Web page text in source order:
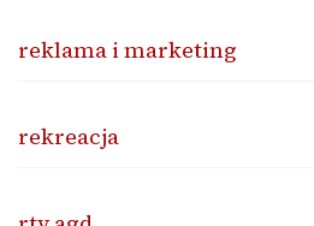
reklama i marketing
rekreacja